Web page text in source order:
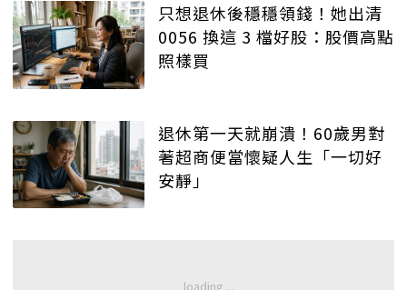
只想退休後穩穩領錢！她出清
0056 換這 3 檔好股：股價高點
照樣買
退休第一天就崩潰！60歲男對
著超商便當懷疑人生「一切好
安靜」